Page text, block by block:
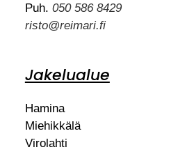
Puh. 050 586 8429
risto@reimari.fi
Jakelualue
Hamina
Miehikkälä
Virolahti